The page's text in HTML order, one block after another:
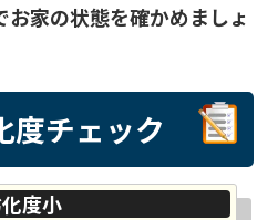
お家の状態を確かめましょ
度チェック
度小